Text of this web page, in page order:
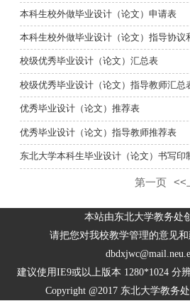
本科生校外做毕业设计（论文）申请表
本科生校外做毕业设计（论文）指导协议
校级优秀毕业设计（论文）汇总表
校级优秀毕业设计（论文）指导教师汇总
优秀毕业设计（论文）推荐表
优秀毕业设计（论文）指导教师推荐表
东北大学本科生毕业设计（论文）书写印
第一页 <<
本站由东北大学教务处
请把您对我校教学管理的意见和
建议使用IE9或以上版本 1280*1024 分
Copyright @2017 东北大学教务